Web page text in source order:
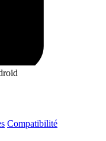
Compatibilité